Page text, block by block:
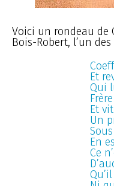
Voici un rondeau de
Bois-Robert, l’un
Et
Qui
Et
Un
En
Ce